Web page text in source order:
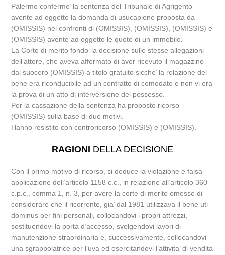
Palermo confermo’ la sentenza del Tribunale di Agrigento
avente ad oggetto la domanda di usucapione proposta da
(OMISSIS) nei confronti di (OMISSIS), (OMISSIS), (OMISSIS) e
(OMISSIS) avente ad oggetto le quote di un immobile.
La Corte di merito fondo’ la decisione sulle stesse allegazioni
dell’attore, che aveva affermato di aver ricevuto il magazzino
dal suocero (OMISSIS) a titolo gratuito sicche’ la relazione del
bene era riconducibile ad un contratto di comodato e non vi era
la prova di un atto di interversione del possesso.
Per la cassazione della sentenza ha proposto ricorso
(OMISSIS) sulla base di due motivi.
Hanno resistito con controricorso (OMISSIS) e (OMISSIS).
RAGIONI DELLA DECISIONE
Con il primo motivo di ricorso, si deduce la violazione e falsa
applicazione dell’articolo 1158 c.c., in relazione all’articolo 360
c.p.c., comma 1, n. 3, per avere la corte di merito omesso di
considerare che il ricorrente, gia’ dal 1981 utilizzava il bene uti
dominus per fini personali, collocandovi i propri attrezzi,
sostituendovi la porta d’accesso, svolgendovi lavori di
manutenzione straordinaria e, successivamente, collocandovi
una sgrappolatrice per l’uva ed esercitandovi l’attivita’ di vendita